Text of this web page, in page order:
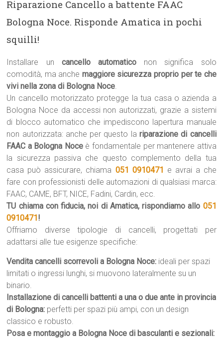
Riparazione Cancello a battente FAAC
Bologna Noce. Risponde Amatica in pochi
squilli!
Installare un cancello automatico non significa solo
comodità, ma anche maggiore sicurezza proprio per te che
vivi nella zona di Bologna Noce.
Un cancello motorizzato protegge la tua casa o azienda a
Bologna Noce da accessi non autorizzati, grazie a sistemi
di blocco automatico che impediscono lapertura manuale
non autorizzata: anche per questo lariparazione di cancelli
FAAC a Bologna Noceè fondamentale per mantenere attiva
la sicurezza passiva che questo complemento della tua
casa può assicurare, chiama 051 0910471 e avrai a che
fare con professionisti delle automazioni di qualsiasi marca:
FAAC, CAME, BFT, NICE, Fadini, Cardin, ecc.
TU chiama con fiducia, noi di Amatica, rispondiamo allo 051
0910471!
Offriamo diverse tipologie di cancelli, progettati per
adattarsi alle tue esigenze specifiche:
Vendita cancelli scorrevoli a Bologna Noce: ideali per spazi
limitati o ingressi lunghi, si muovono lateralmente su un
binario.
Installazione di cancelli battenti a una o due ante in provincia
di Bologna: perfetti per spazi più ampi, con un design
classico e robusto.
Posa e montaggio a Bologna Noce di basculanti e sezionali: